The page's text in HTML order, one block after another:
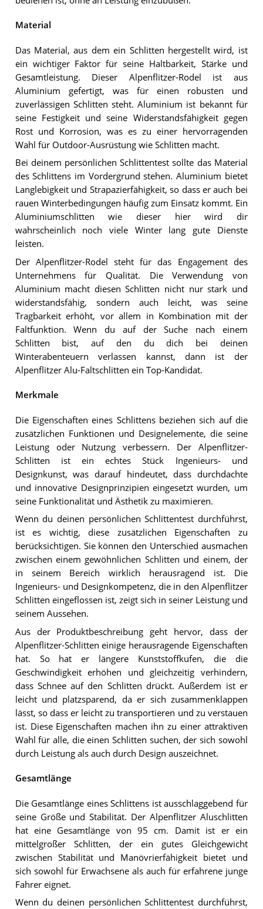
Material
Das Material, aus dem ein Schlitten hergestellt wird, ist
ein wichtiger Faktor für seine Haltbarkeit, Stärke und
Gesamtleistung. Dieser Alpenflitzer-Rodel ist aus
Aluminium gefertigt, was für einen robusten und
zuverlässigen Schlitten steht. Aluminium ist bekannt für
seine Festigkeit und seine Widerstandsfähigkeit gegen
Rost und Korrosion, was es zu einer hervorragenden
Wahl für Outdoor-Ausrüstung wie Schlitten macht.
Bei deinem persönlichen Schlittentest sollte das Material
des Schlittens im Vordergrund stehen. Aluminium bietet
Langlebigkeit und Strapazierfähigkeit, so dass er auch bei
rauen Winterbedingungen häufig zum Einsatz kommt. Ein
Aluminiumschlitten wie dieser hier wird dir
wahrscheinlich noch viele Winter lang gute Dienste
leisten.
Der Alpenflitzer-Rodel steht für das Engagement des
Unternehmens für Qualität. Die Verwendung von
Aluminium macht diesen Schlitten nicht nur stark und
widerstandsfähig, sondern auch leicht, was seine
Tragbarkeit erhöht, vor allem in Kombination mit der
Faltfunktion. Wenn du auf der Suche nach einem
Schlitten bist, auf den du dich bei deinen
Winterabenteuern verlassen kannst, dann ist der
Alpenflitzer Alu-Faltschlitten ein Top-Kandidat.
Merkmale
Die Eigenschaften eines Schlittens beziehen sich auf die
zusätzlichen Funktionen und Designelemente, die seine
Leistung oder Nutzung verbessern. Der Alpenflitzer-
Schlitten ist ein echtes Stück Ingenieurs- und
Designkunst, was darauf hindeutet, dass durchdachte
und innovative Designprinzipien eingesetzt wurden, um
seine Funktionalität und Ästhetik zu maximieren.
Wenn du deinen persönlichen Schlittentest durchführst,
ist es wichtig, diese zusätzlichen Eigenschaften zu
berücksichtigen. Sie können den Unterschied ausmachen
zwischen einem gewöhnlichen Schlitten und einem, der
in seinem Bereich wirklich herausragend ist. Die
Ingenieurs- und Designkompetenz, die in den Alpenflitzer
Schlitten eingeflossen ist, zeigt sich in seiner Leistung und
seinem Aussehen.
Aus der Produktbeschreibung geht hervor, dass der
Alpenflitzer-Schlitten einige herausragende Eigenschaften
hat. So hat er längere Kunststoffkufen, die die
Geschwindigkeit erhöhen und gleichzeitig verhindern,
dass Schnee auf den Schlitten drückt. Außerdem ist er
leicht und platzsparend, da er sich zusammenklappen
lässt, so dass er leicht zu transportieren und zu verstauen
ist. Diese Eigenschaften machen ihn zu einer attraktiven
Wahl für alle, die einen Schlitten suchen, der sich sowohl
durch Leistung als auch durch Design auszeichnet.
Gesamtlänge
Die Gesamtlänge eines Schlittens ist ausschlaggebend für
seine Größe und Stabilität. Der Alpenflitzer Aluschlitten
hat eine Gesamtlänge von 95 cm. Damit ist er ein
mittelgroßer Schlitten, der ein gutes Gleichgewicht
zwischen Stabilität und Manövrierfähigkeit bietet und
sich sowohl für Erwachsene als auch für erfahrene junge
Fahrer eignet.
Wenn du deinen persönlichen Schlittentest durchführst,